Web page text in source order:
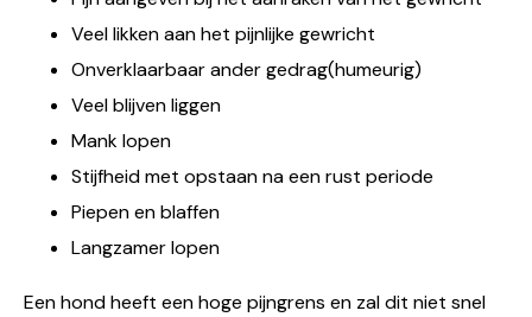
Veel likken aan het pijnlijke gewricht
Onverklaarbaar ander gedrag(humeurig)
Veel blijven liggen
Mank lopen
Stijfheid met opstaan na een rust periode
Piepen en blaffen
Langzamer lopen
Een hond heeft een hoge pijngrens en zal dit niet snel